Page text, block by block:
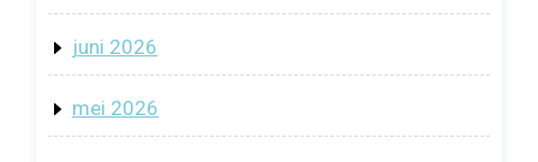
juni 2026
mei 2026